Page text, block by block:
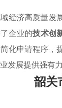
经济高质量发
企业的技术创
化申请程序，
发展提供强有
韶关